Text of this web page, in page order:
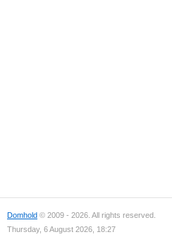
Domhold © 2009 - 2026. All rights reserved.
Thursday, 6 August 2026, 18:27